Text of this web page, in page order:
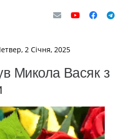
2 Січня, 2025
Микола Васяк з